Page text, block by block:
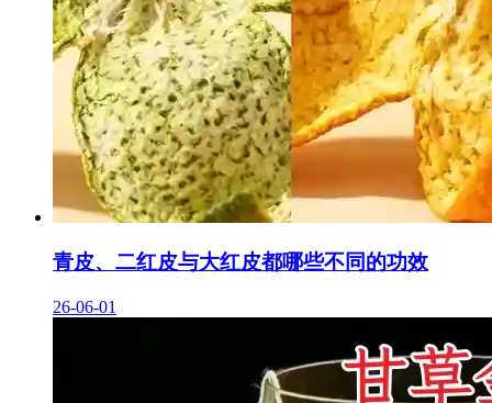
青皮、二红皮与大红皮都哪些不同的功效
26-06-01